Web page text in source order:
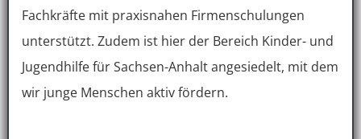
Fachkräfte mit praxisnahen Firmenschulungen
unterstützt. Zudem ist hier der Bereich Kinder- und
Jugendhilfe für Sachsen-Anhalt angesiedelt, mit dem
wir junge Menschen aktiv fördern.